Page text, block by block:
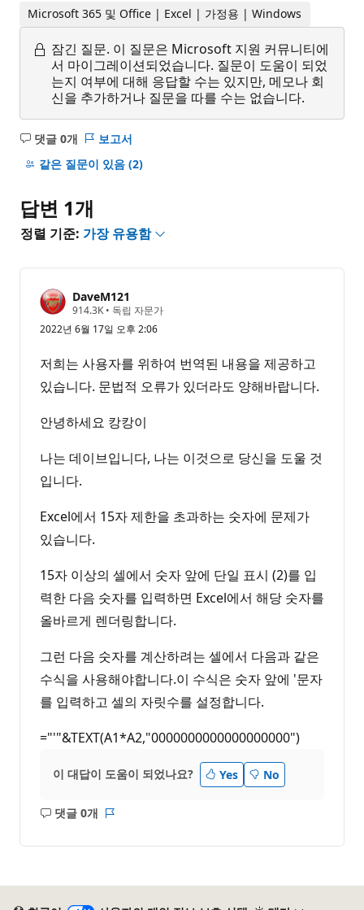
Microsoft 365 및 Office | Excel | 가정용 | Windows
잠긴 질문. 이 질문은 Microsoft 지원 커뮤니티에
서 마이그레이션되었습니다. 질문이 도움이 되었
는지 여부에 대해 응답할 수는 있지만, 메모나 회
신을 추가하거나 질문을 따를 수는 없습니다.
댓글 0개
설
명
음
보고서
같은 질문이 있음 (2)
답변 1개
정렬 기준: 가장 유용함
DaveM121
914.3K 평
포
트
• 독립 자문가
2022년 6월 17일 오후 2:06
저희는 사용자를 위하여 번역된 내용을 제공하고
있습니다. 문법적 오류가 있더라도 양해바랍니다.
안녕하세요 캉캉이
나는 데이브입니다, 나는 이것으로 당신을 도울 것
입니다.
Excel에서 15자 제한을 초과하는 숫자에 문제가
있습니다.
15자 이상의 셀에서 숫자 앞에 단일 표시 (2)를 입
력한 다음 숫자를 입력하면 Excel에서 해당 숫자를
올바르게 렌더링합니다.
그런 다음 숫자를 계산하려는 셀에서 다음과 같은
수식을 사용해야합니다.이 수식은 숫자 앞에 '문자
를 입력하고 셀의 자릿수를 설정합니다.
="'"&TEXT(A1*A2,"0000000000000000000")
이 대답이 도움이 되었나요? Yes No
댓글 0개
설